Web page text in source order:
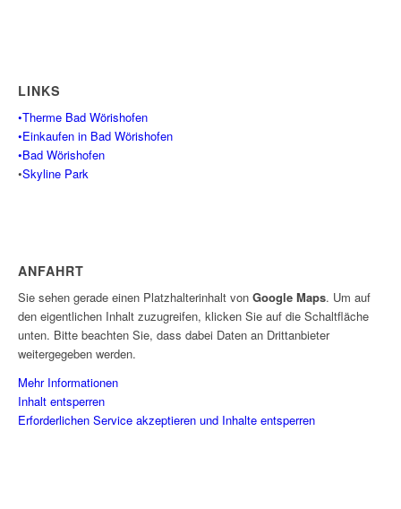
LINKS
•Therme Bad Wörishofen
•Einkaufen in Bad Wörishofen
•Bad Wörishofen
•Skyline Park
ANFAHRT
Sie sehen gerade einen Platzhalterinhalt von Google Maps. Um auf
den eigentlichen Inhalt zuzugreifen, klicken Sie auf die Schaltfläche
unten. Bitte beachten Sie, dass dabei Daten an Drittanbieter
weitergegeben werden.
Mehr Informationen
Inhalt entsperren
Erforderlichen Service akzeptieren und Inhalte entsperren